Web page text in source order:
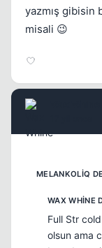
yazmış gibisin
misali 😉
Full Str
olsun ama